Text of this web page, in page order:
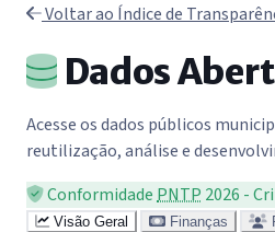
Voltar ao Índice de
Dados
Acesse os dados públicos
reutilização, análise e
ConformidadePNTP 2026 -
Visão Geral Finanças